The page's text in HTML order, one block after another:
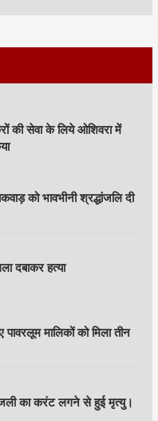
की सेवा के लिये ओशिवरा में
को भावभीनी श्रद्धांजलि दी
दबाकर हत्या
मालिकों को मिला तीन
का करंट लगने से हुई मृत्यु।